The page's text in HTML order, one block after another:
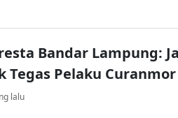
Bandar Lampung:
Tegas Pelaku
lalu